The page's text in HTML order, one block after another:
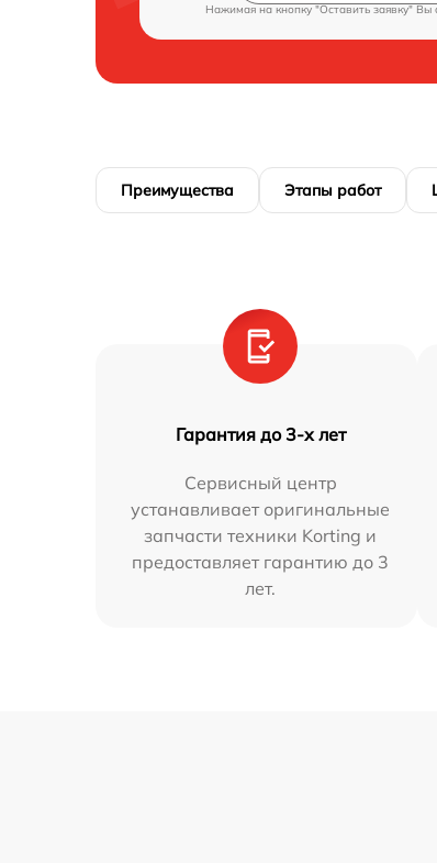
Нажимая на кнопку "Оставить заявку" Вы
Преимущества Этапы работ
Гарантия до 3-х лет
Сервисный центр
устанавливает оригинальные
запчасти техники Korting и
предоставляет гарантию до 3
лет.